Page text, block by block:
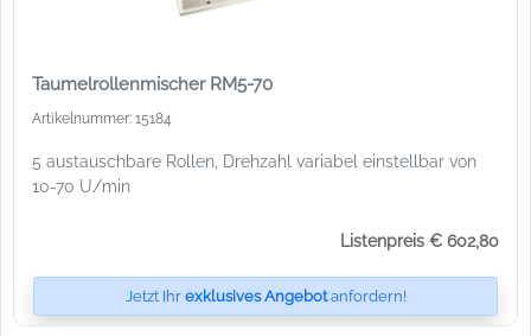
Taumelrollenmischer RM5-70
Artikelnummer: 15184
5 austauschbare Rollen, Drehzahl variabel einstellbar von
10-70 U/min
Listenpreis € 602,80
Jetzt Ihr exklusives Angebotanfordern!